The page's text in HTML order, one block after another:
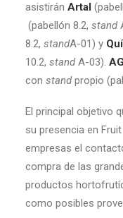
asistirán Artal
(pabellón 8.2, stand
8.2, standA-01) y
10.2, standA-03).
con standpropio
El principal objetivo
su presencia en
empresas el
compra de las
productos
como posibles